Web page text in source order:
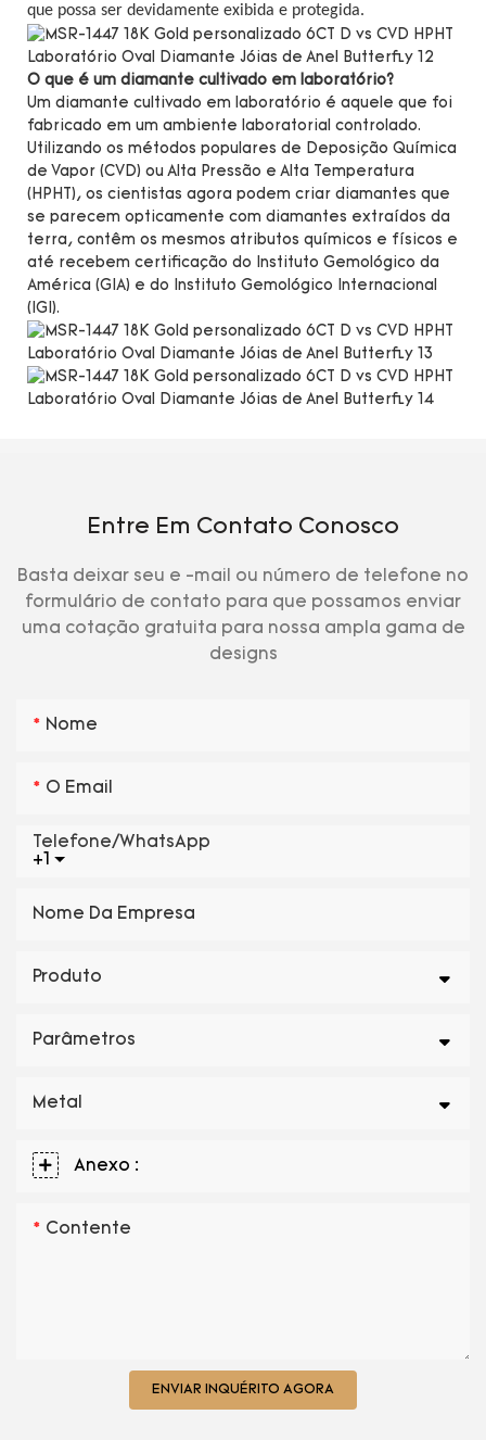
que possa ser devidamente exibida e protegida.
O que é um diamante cultivado em laboratório?
Um diamante cultivado em laboratório é aquele que foi
fabricado em um ambiente laboratorial controlado.
Utilizando os métodos populares de Deposição Química
de Vapor (CVD) ou Alta Pressão e Alta Temperatura
(HPHT), os cientistas agora podem criar diamantes que
se parecem opticamente com diamantes extraídos da
terra, contêm os mesmos atributos químicos e físicos e
até recebem certificação do Instituto Gemológico da
América (GIA) e do Instituto Gemológico Internacional
(IGI).
Entre Em Contato Conosco
Basta deixar seu e -mail ou número de telefone no
formulário de contato para que possamos enviar
uma cotação gratuita para nossa ampla gama de
designs
Nome
O Email
+1
Telefone/WhatsApp
Nome Da Empresa
Produto
Parâmetros
Metal
Anexo :
Contente
ENVIAR INQUÉRITO AGORA